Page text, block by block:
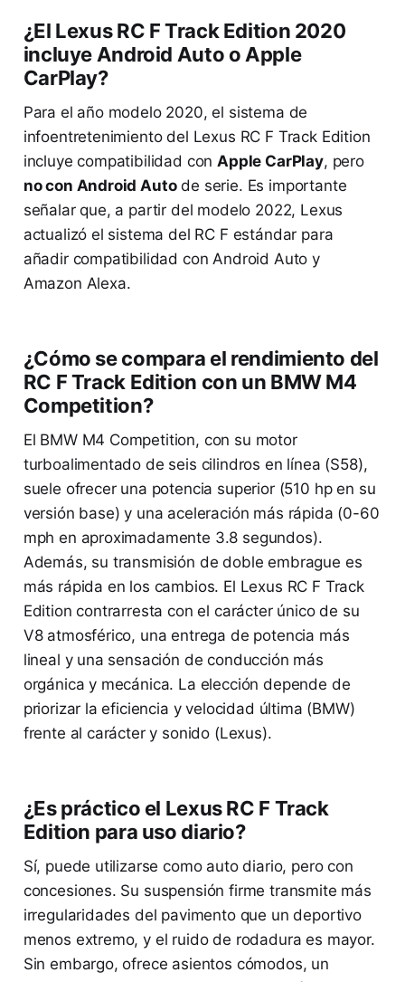
¿El Lexus RC F Track Edition 2020
incluye Android Auto o Apple
CarPlay?
Para el año modelo 2020, el sistema de
infoentretenimiento del Lexus RC F Track Edition
incluye compatibilidad con Apple CarPlay, pero
no con Android Autode serie. Es importante
señalar que, a partir del modelo 2022, Lexus
actualizó el sistema del RC F estándar para
añadir compatibilidad con Android Auto y
Amazon Alexa.
¿Cómo se compara el rendimiento del
RC F Track Edition con un BMW M4
Competition?
El BMW M4 Competition, con su motor
turboalimentado de seis cilindros en línea (S58),
suele ofrecer una potencia superior (510 hp en su
versión base) y una aceleración más rápida (0-60
mph en aproximadamente 3.8 segundos).
Además, su transmisión de doble embrague es
más rápida en los cambios. El Lexus RC F Track
Edition contrarresta con el carácter único de su
V8 atmosférico, una entrega de potencia más
lineal y una sensación de conducción más
orgánica y mecánica. La elección depende de
priorizar la eficiencia y velocidad última (BMW)
frente al carácter y sonido (Lexus).
¿Es práctico el Lexus RC F Track
Edition para uso diario?
Sí, puede utilizarse como auto diario, pero con
concesiones. Su suspensión firme transmite más
irregularidades del pavimento que un deportivo
menos extremo, y el ruido de rodadura es mayor.
Sin embargo, ofrece asientos cómodos, un